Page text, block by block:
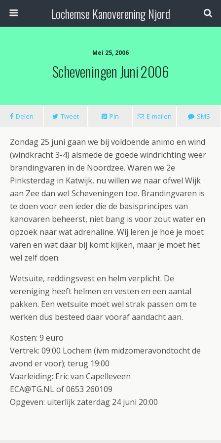
Lochemse Kanoverening Njord
Mei 25, 2006
Scheveningen Juni 2006
Delen Tweet Pin E-mailen SMS
Zondag 25 juni gaan we bij voldoende animo en wind
(windkracht 3-4) alsmede de goede windrichting weer
brandingvaren in de Noordzee. Waren we 2e
Pinksterdag in Katwijk, nu willen we naar ofwel Wijk
aan Zee dan wel Scheveningen toe. Brandingvaren is
te doen voor een ieder die de basisprincipes van
kanovaren beheerst, niet bang is voor zout water en
opzoek naar wat adrenaline. Wij leren je hoe je moet
varen en wat daar bij komt kijken, maar je moet het
wel zelf doen.
Wetsuite, reddingsvest en helm verplicht. De
vereniging heeft helmen en vesten en een aantal
pakken. Een wetsuite moet wel strak passen om te
werken dus besteed daar vooraf aandacht aan.
Kosten: 9 euro
Vertrek: 09:00 Lochem (ivm midzomeravondtocht de
avond er voor); terug 19:00
Vaarleiding: Eric van Capelleveen
ECA@TG.NL of 0653 260109
Opgeven: uiterlijk zaterdag 24 juni 20:00